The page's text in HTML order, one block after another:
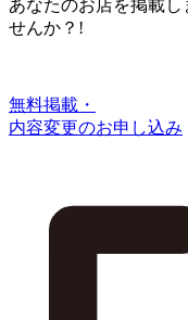
あなたのお店を掲載し
せんか？!
無料掲載・
内容変更のお申し込み